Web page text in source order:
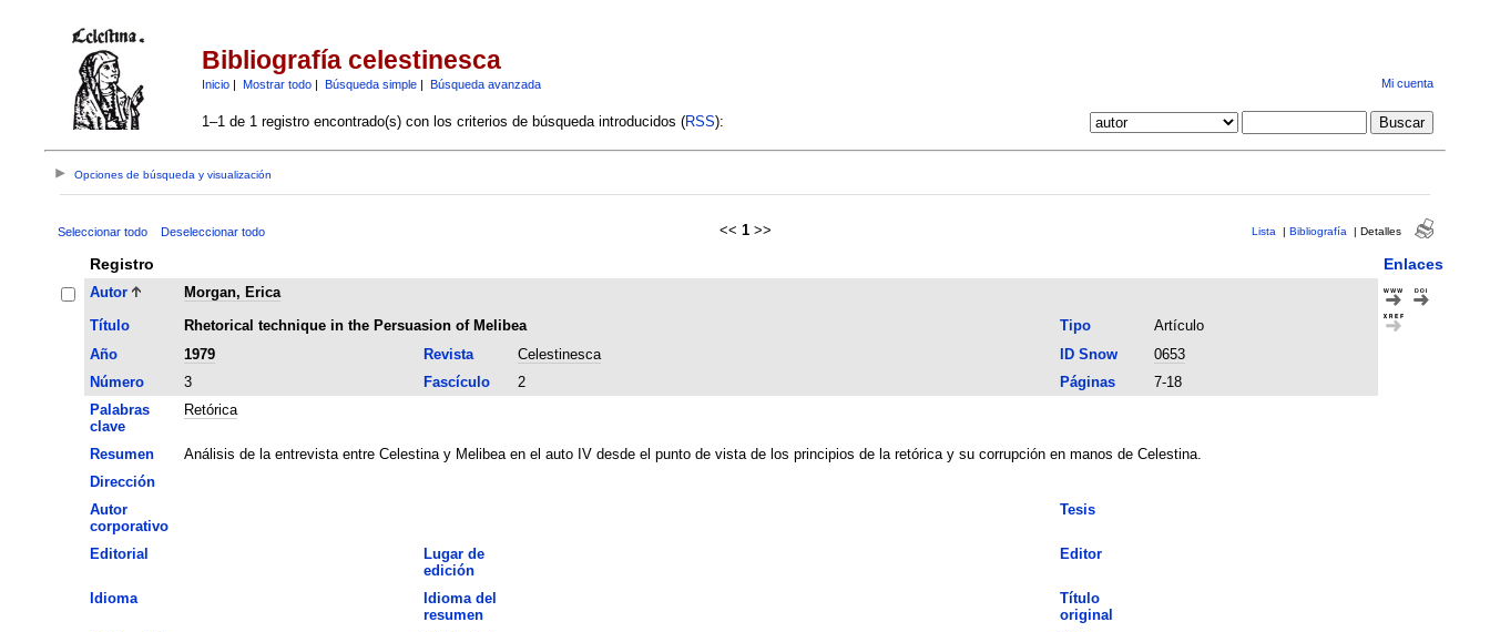
Bibliografía celestinesca
Inicio| Mostrar todo| Búsqueda simple| Búsqueda avanzada Mi cuenta
1–1 de 1 registro encontrado(s) con los criterios de búsqueda introducidos (RSS):
Opciones de búsqueda y visualización
Seleccionar todo Deseleccionar todo << 1 >> Lista | Bibliografía | Detalles
Registro Enlaces
Autor
Morgan, Erica
Título
Rhetorical technique in the Persuasion of Melibea Tipo
Artículo
Año
1979 Revista Celestinesca ID Snow
0653
Número
3 Fascículo 2 Páginas
7-18
Palabras
clave
Retórica
Resumen
Análisis de la entrevista entre Celestina y Melibea en el auto IV desde el punto de vista de los principios de la retórica y su corrupción en manos de Celestina.
Dirección
Autor
corporativo
Tesis
Editorial
Lugar de
edición
Editor
Idioma
Idioma del
resumen
Título
original